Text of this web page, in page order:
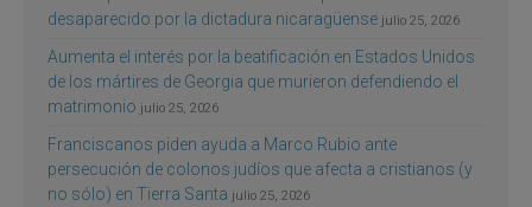
desaparecido por la dictadura nicaragüense julio 25, 2026
Aumenta el interés por la beatificación en Estados Unidos
de los mártires de Georgia que murieron defendiendo el
matrimonio julio 25, 2026
Franciscanos piden ayuda a Marco Rubio ante
persecución de colonos judíos que afecta a cristianos (y
no sólo) en Tierra Santa julio 25, 2026